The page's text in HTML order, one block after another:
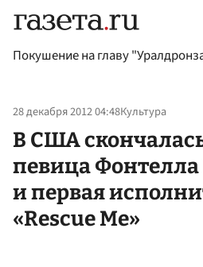
Покушение на главу
28 декабря 2012 04:48Культура
В США
певица Фонтелла
и первая
«Rescue Me»